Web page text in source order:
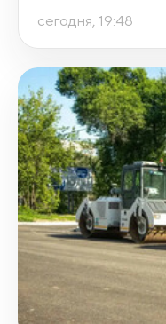
сегодня, 19:48